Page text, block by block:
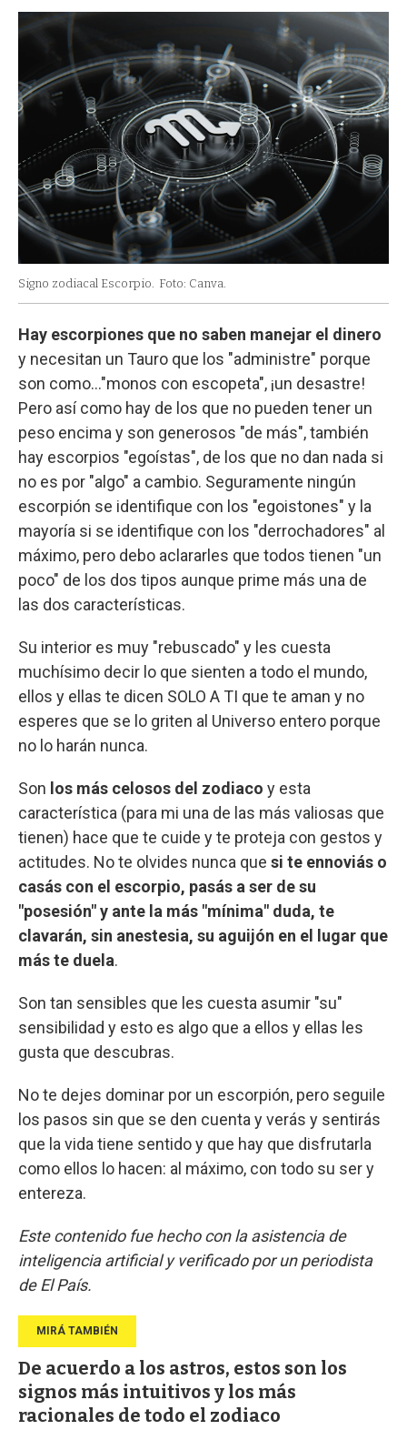
Signo zodiacal Escorpio. Foto: Canva.
Hay escorpiones que no saben manejar el dinero
y necesitan un Tauro que los "administre" porque
son como…"monos con escopeta", ¡un desastre!
Pero así como hay de los que no pueden tener un
peso encima y son generosos "de más", también
hay escorpios "egoístas", de los que no dan nada si
no es por "algo" a cambio. Seguramente ningún
escorpión se identifique con los "egoistones" y la
mayoría si se identifique con los "derrochadores" al
máximo, pero debo aclararles que todos tienen "un
poco" de los dos tipos aunque prime más una de
las dos características.
Su interior es muy "rebuscado" y les cuesta
muchísimo decir lo que sienten a todo el mundo,
ellos y ellas te dicen SOLO A TI que te aman y no
esperes que se lo griten al Universo entero porque
no lo harán nunca.
Son los más celosos del zodiaco y esta
característica (para mi una de las más valiosas que
tienen) hace que te cuide y te proteja con gestos y
actitudes. No te olvides nunca que si te ennoviás o
casás con el escorpio, pasás a ser de su
"posesión" y ante la más "mínima" duda, te
clavarán, sin anestesia, su aguijón en el lugar que
más te duela.
Son tan sensibles que les cuesta asumir "su"
sensibilidad y esto es algo que a ellos y ellas les
gusta que descubras.
No te dejes dominar por un escorpión, pero seguile
los pasos sin que se den cuenta y verás y sentirás
que la vida tiene sentido y que hay que disfrutarla
como ellos lo hacen: al máximo, con todo su ser y
entereza.
Este contenido fue hecho con la asistencia de
inteligencia artificial y verificado por un periodista
de El País.
De acuerdo a los astros, estos son los
signos más intuitivos y los más
racionales de todo el zodiaco